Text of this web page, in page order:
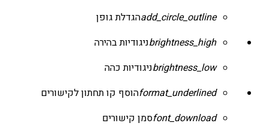
add_circle_outlineהגדלת גופן
brightness_highניגודיות בהירה
brightness_lowניגודיות כהה
format_underlinedהוסף קו תחתון לקישורים
font_downloadסמן קישורים